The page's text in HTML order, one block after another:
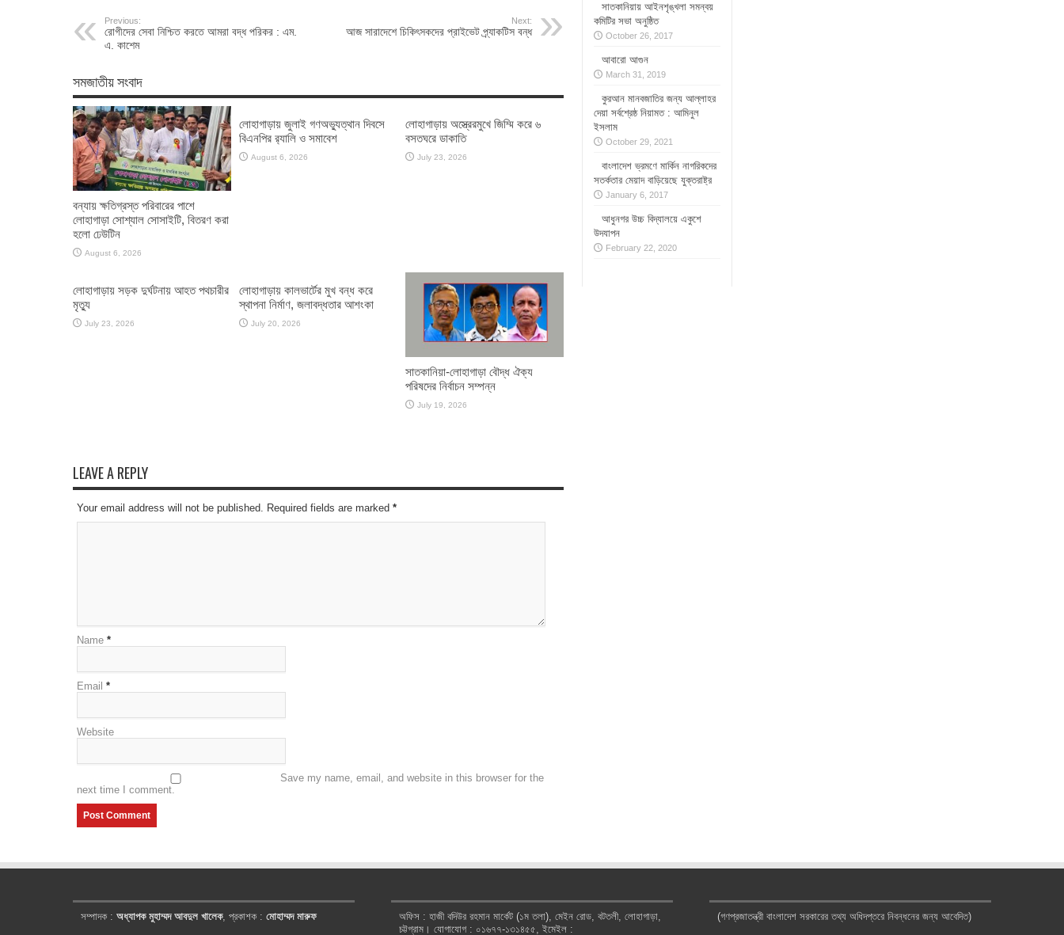
Previous:
রোগীদের সেবা নিশ্চিত করতে আমরা বদ্ধ পরিকর : এম.
এ. কাশেম
Next:
আজ সারাদেশে চিকিৎসকদের প্রাইভেট প্র্যাকটিস বন্ধ
সমজাতীয় সংবাদ
বন্যায় ক্ষতিগ্রস্ত পরিবারের পাশে
লোহাগাড়া সোশ্যাল সোসাইটি, বিতরণ করা
হলো ঢেউটিন
August 6, 2026
লোহাগাড়ায় জুলাই গণঅভ্যুত্থান দিবসে
বিএনপির র‌্যালি ও সমাবেশ
August 6, 2026
লোহাগাড়ায় অস্ত্রেরমুখে জিম্মি করে ৬
বসতঘরে ডাকাতি
July 23, 2026
লোহাগাড়ায় সড়ক দুর্ঘটনায় আহত পথচারীর
মৃত্যু
July 23, 2026
লোহাগাড়ায় কালভার্টের মুখ বন্ধ করে
স্থাপনা নির্মাণ, জলাবদ্ধতার আশংকা
July 20, 2026
সাতকানিয়া-লোহাগাড়া বৌদ্ধ ঐক্য
পরিষদের নির্বাচন সম্পন্ন
July 19, 2026
LEAVE A REPLY
Your email address will not be published. Required fields are marked *
Name *
Email *
Website
Save my name, email, and website in this browser for the
next time I comment.
সাতকানিয়ায় আইনশৃঙ্খলা সমন্বয়
কমিটির সভা অনুষ্ঠিত
October 26, 2017
আবারো আগুন
March 31, 2019
কুরআন মানবজাতির জন্য আল্লাহর
দেয়া সর্বশ্রেষ্ঠ নিয়ামত : আমিনুল
ইসলাম
October 29, 2021
বাংলাদেশ ভ্রমণে মার্কিন নাগরিকদের
সতর্কতার মেয়াদ বাড়িয়েছে যুক্তরাষ্ট্র
January 6, 2017
আধুনগর উচ্চ বিদ্যালয়ে একুশে
উদযাপন
February 22, 2020
সম্পাদক : অধ্যাপক মুহাম্মদ আবদুল খালেক, প্রকাশক : মোহাম্মদ মারুফ
অফিস : হাজী বদিউর রহমান মার্কেট (১ম তলা), মেইন রোড, বটতলী, লোহাগাড়া,
চট্টগ্রাম। যোগাযোগ : ০১৬৭৭-১৩১৪৫৫, ইমেইল :
(গণপ্রজাতন্ত্রী বাংলাদেশ সরকারের তথ্য অধিদপ্তরে নিবন্ধনের জন্য আবেদিত)